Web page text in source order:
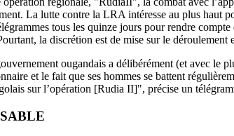
La lutte contre la LRA intéresse au plus haut
tous les quinze jours pour rendre
la discrétion est de mise sur le déroulement
ougandais a délibérément (et avec le
et le fait que ses hommes se battent
sur l’opération [Rudia II]", précise un